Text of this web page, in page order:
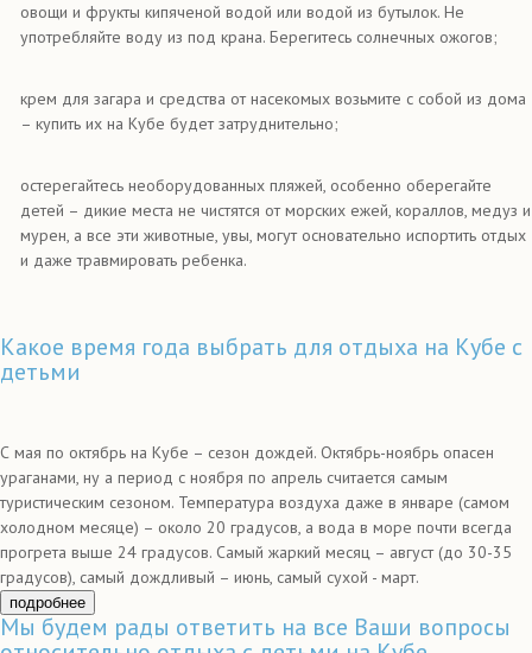
овощи и фрукты кипяченой водой или водой из бутылок. Не
употребляйте воду из под крана. Берегитесь солнечных ожогов;
крем для загара и средства от насекомых возьмите с собой из дома
– купить их на Кубе будет затруднительно;
остерегайтесь необорудованных пляжей, особенно оберегайте
детей – дикие места не чистятся от морских ежей, кораллов, медуз и
мурен, а все эти животные, увы, могут основательно испортить отдых
и даже травмировать ребенка.
Какое время года выбрать для отдыха на Кубе с
детьми
С мая по октябрь на Кубе – сезон дождей. Октябрь-ноябрь опасен
ураганами, ну а период с ноября по апрель считается самым
туристическим сезоном. Температура воздуха даже в январе (самом
холодном месяце) – около 20 градусов, а вода в море почти всегда
прогрета выше 24 градусов. Самый жаркий месяц – август (до 30-35
градусов), самый дождливый – июнь, самый сухой - март.
подробнее
Мы будем рады ответить на все Ваши вопросы